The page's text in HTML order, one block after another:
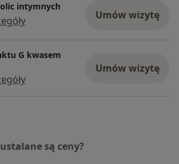
warg sromowych
Labiomajoroplastyka,
krocza, Rewitalizacja pochwy
intymnych
Umów wizytę
G kwasem
Umów wizytę
są ceny?